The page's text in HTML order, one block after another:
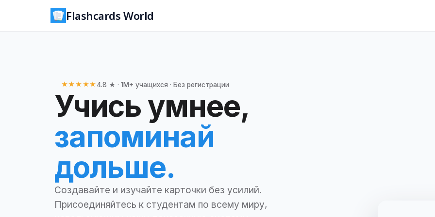
Flashcards World
★★★★★4.8 ★ · 1M+ учащихся · Без регистрации
Учись умнее,
запоминай
дольше.
Создавайте и изучайте карточки без усилий.
Присоединяйтесь к студентам по всему миру,